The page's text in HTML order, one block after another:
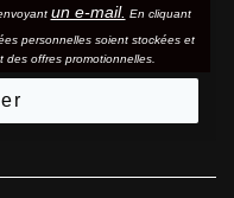
un e-mail. En cliquant
personnelles soient stockées et
des offres promotionnelles.